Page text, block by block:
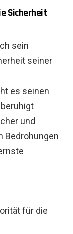
Sicherheit
sein
seiner
es seinen
und
Bedrohungen
für die